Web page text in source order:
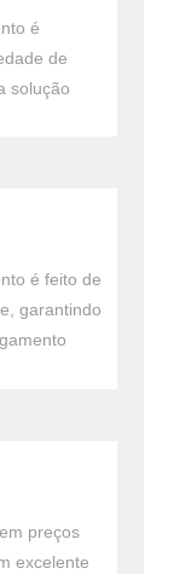
é
de
solução
é feito de
garantindo
preços
excelente